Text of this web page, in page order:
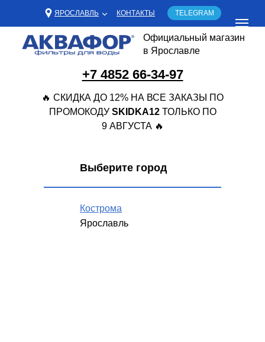
+7 4852 66-34-97
ЯРОСЛАВЛЬ
Официальный магазин
в Ярославле
🔥 СКИДКА ДО 12% НА ВСЕ ЗАКАЗЫ ПО
ПРОМОКОДУ SKIDKA12 ТОЛЬКО ПО
9 АВГУСТА 🔥
КОНТАКТЫ TELEGRAM
Кострома
Ярославль
Выберите город